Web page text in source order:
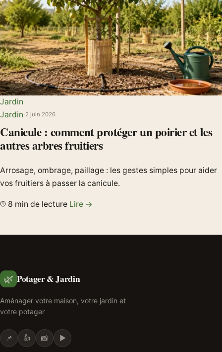
Jardin
Jardin 2 juin 2026
Canicule : comment protéger un poirier et les
autres arbres fruitiers
Arrosage, ombrage, paillage : les gestes simples pour aider
vos fruitiers à passer la canicule.
8 min de lecture Lire →
🌿 Potager & Jardin
Aménager votre maison, votre jardin et
votre potager
📌 👍 📸 ▶️